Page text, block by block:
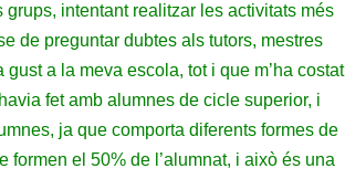
intentant realitzar les activitats més
de preguntar dubtes als tutors, mestres
a la meva escola, tot i que m’ha costat
fet amb alumnes de cicle superior, i
ja que comporta diferents formes de
el 50% de l’alumnat, i això és una